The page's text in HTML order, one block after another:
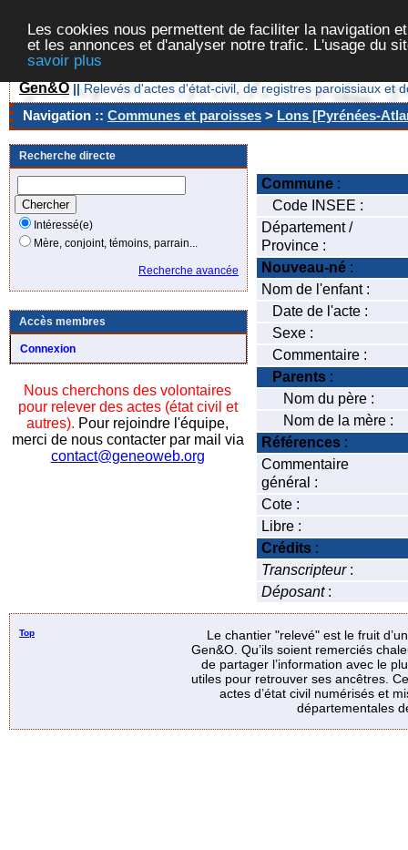
Les cookies nous permettent de faciliter la navigation
et les annonces et d'analyser notre trafic. L'usage du
savoir plus
Gen&O || Relevés d'actes d'état-civil, de registres paroissiaux et
Navigation :: Communes et paroisses > Lons [Pyrénées-
Recherche directe
Intéressé(e)
Mère, conjoint, témoins, parrain...
Recherche avancée
Accès membres
Connexion
Nous cherchons des volontaires
pour relever des actes (état civil et
autres). Pour rejoindre l'équipe,
merci de nous contacter par mail via
contact@geneoweb.org
Commune :
Code INSEE :
Département /
Province :
Nouveau-né :
Nom de l'enfant :
Date de l'acte :
Sexe :
Commentaire :
Parents :
Nom du père :
Nom de la mère :
Références :
Commentaire
général :
Cote :
Libre :
Crédits :
Transcripteur:
Déposant:
Top
Le chantier "relevé" est le fruit
Gen&O. Qu’ils soient remerciés
de partager l’information avec le
utiles pour retrouver ses ancêtres.
actes d’état civil numérisés et
départementales